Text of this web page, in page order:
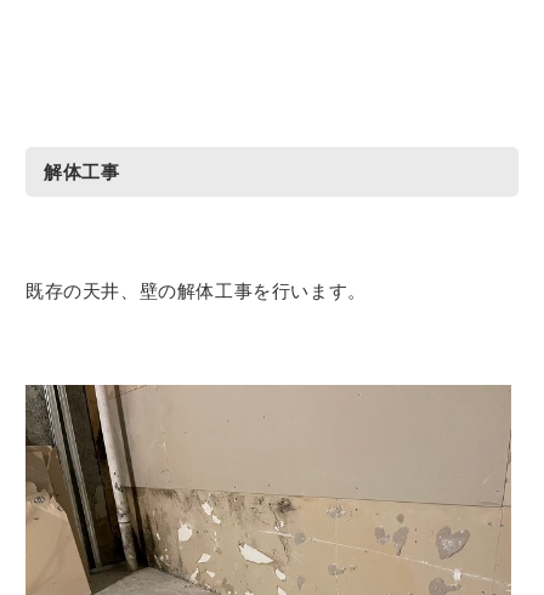
解体工事
既存の天井、壁の解体工事を行います。